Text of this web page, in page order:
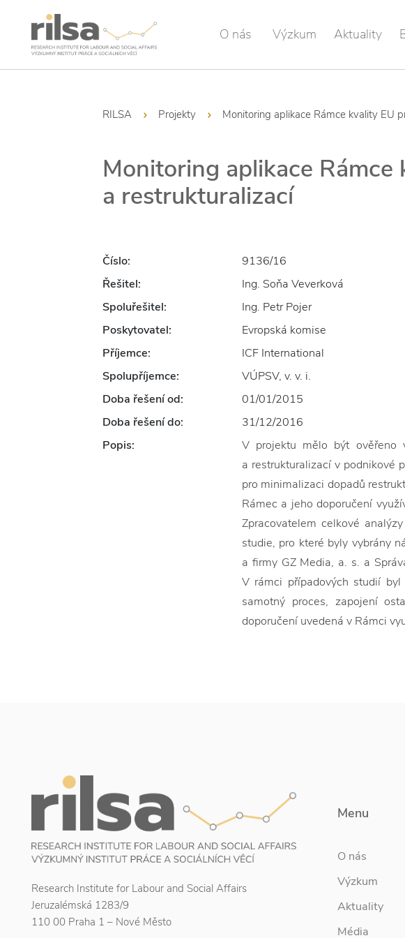
O nás Výzkum Aktuality
RILSA Projekty Monitoring aplikace Rámce kvality EU
Monitoring aplikace
a restrukturalizací
Číslo:
9136/16
Řešitel:
Ing. Soňa Veverková
Spoluřešitel:
Ing. Petr Pojer
Poskytovatel:
Evropská komise
Příjemce:
ICF International
Spolupříjemce:
VÚPSV, v. v. i.
Doba řešení od:
01/01/2015
Doba řešení do:
31/12/2016
Popis:
V projektu mělo být ověřeno
a restrukturalizací v podnikové
pro minimalizaci dopadů
Rámec a jeho doporučení
Zpracovatelem celkové
studie, pro které byly vybrány
a firmy GZ Media, a. s. a
V rámci případových studií byl
samotný proces, zapojení
doporučení uvedená v Rámci
Research Institute for Labour and Social Affairs
Jeruzalémská 1283/9
110 00 Praha 1 – Nové Město
Menu
O nás
Výzkum
Aktuality
Média